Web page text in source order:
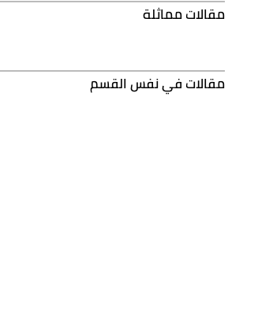
مقالات مماثلة
مقالات في نفس القسم